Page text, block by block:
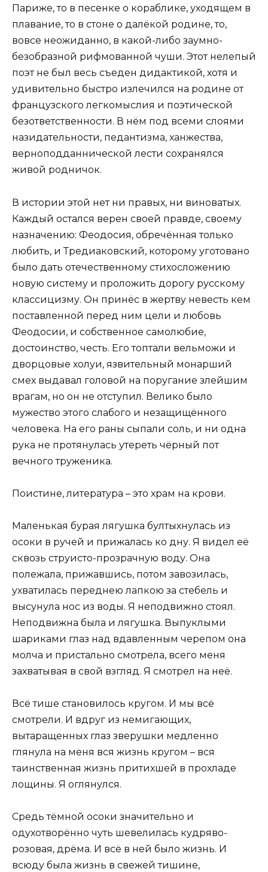
Париже, то в песенке о кораблике, уходящем в
плавание, то в стоне о далёкой родине, то,
вовсе неожиданно, в какой-либо заумно-
безобразной рифмованной чуши. Этот нелепый
поэт не был весь съеден дидактикой, хотя и
удивительно быстро излечился на родине от
французского легкомыслия и поэтической
безответственности. В нём под всеми слоями
назидательности, педантизма, ханжества,
верноподданнической лести сохранялся
живой родничок.
В истории этой нет ни правых, ни виноватых.
Каждый остался верен своей правде, своему
назначению: Феодосия, обречённая только
любить, и Тредиаковский, которому уготовано
было дать отечественному стихосложению
новую систему и проложить дорогу русскому
классицизму. Он принёс в жертву невесть кем
поставленной перед ним цели и любовь
Феодосии, и собственное самолюбие,
достоинство, честь. Его топтали вельможи и
дворцовые холуи, язвительный монарший
смех выдавал головой на поругание злейшим
врагам, но он не отступил. Велико было
мужество этого слабого и незащищённого
человека. На его раны сыпали соль, и ни одна
рука не протянулась утереть чёрный пот
вечного труженика.
Поистине, литература – это храм на крови.
Маленькая бурая лягушка бултыхнулась из
осоки в ручей и прижалась ко дну. Я видел её
сквозь струисто-прозрачную воду. Она
полежала, прижавшись, потом завозилась,
ухватилась переднею лапкою за стебель и
высунула нос из воды. Я неподвижно стоял.
Неподвижна была и лягушка. Выпуклыми
шариками глаз над вдавленным черепом она
молча и пристально смотрела, всего меня
захватывая в свой взгляд. Я смотрел на неё.
Всё тише становилось кругом. И мы всё
смотрели. И вдруг из немигающих,
вытаращенных глаз зверушки медленно
глянула на меня вся жизнь кругом – вся
таинственная жизнь притихшей в прохладе
лощины. Я оглянулся.
Средь тёмной осоки значительно и
одухотворённо чуть шевелилась кудряво-
розовая, дрёма. И всё в ней было жизнь. И
всюду была жизнь в свежей тишине,